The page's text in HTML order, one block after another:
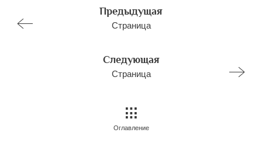
Предыдущая
Страница
Следующая
Страница
Оглавление